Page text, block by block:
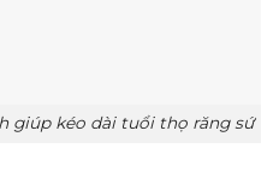
giúp kéo dài tuổi thọ răng sứ